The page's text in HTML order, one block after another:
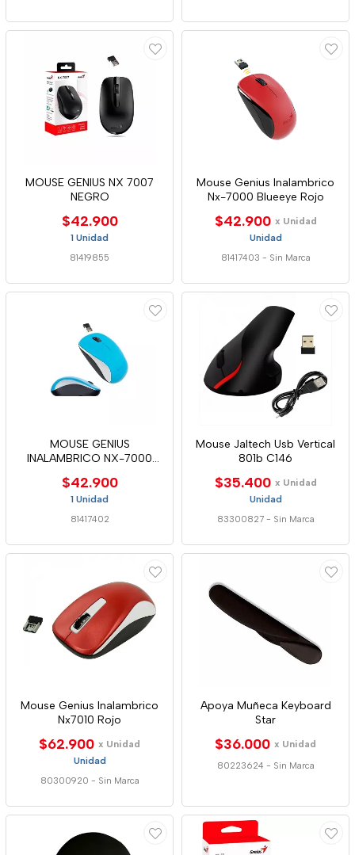
MOUSE GENIUS NX 7007
NEGRO
$42.900
1 Unidad
81419855
Mouse Genius Inalambrico
Nx-7000 Blueeye Rojo
$42.900 x Unidad
Unidad
81417403 - Sin Marca
MOUSE GENIUS
INALAMBRICO NX-7000
$42.900
1 Unidad
81417402
Mouse Jaltech Usb Vertical
801b C146
$35.400 x Unidad
Unidad
83300827 - Sin Marca
Mouse Genius Inalambrico
Nx7010 Rojo
$62.900 x Unidad
Unidad
80300920 - Sin Marca
Apoya Muñeca Keyboard
Star
$36.000 x Unidad
80223624 - Sin Marca